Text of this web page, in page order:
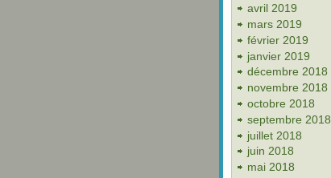
avril 2019
mars 2019
février 2019
janvier 2019
décembre 2018
novembre 2018
octobre 2018
septembre 2018
juillet 2018
juin 2018
mai 2018